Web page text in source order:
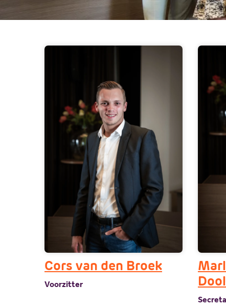
Cors van den Broek
Voorzitter